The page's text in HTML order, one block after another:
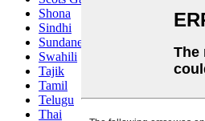
Shona
Sindhi
Sundanese
Swahili
Tajik
Tamil
Telugu
Thai